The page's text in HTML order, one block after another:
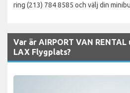
ring (213) 784 8585 och välj din
Var är AIRPORT VAN
LAX Flygplats?